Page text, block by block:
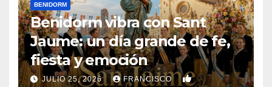
BENIDORM
Benidorm vibra con Sant
Jaume: un día grande de fe,
fiesta y emoción
JULIO 25, 2026 FRANCISCO 0